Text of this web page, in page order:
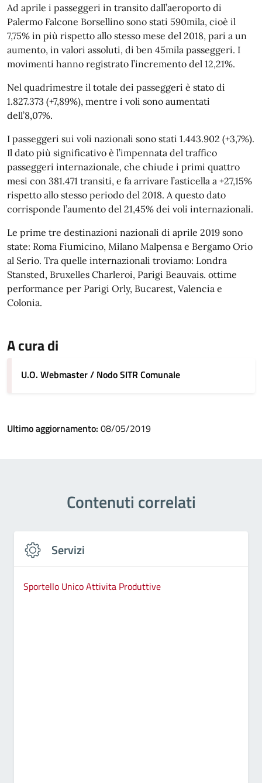
Ad aprile i passeggeri in transito dall’aeroporto di
Palermo Falcone Borsellino sono stati 590mila, cioè il
7,75% in più rispetto allo stesso mese del 2018, pari a un
aumento, in valori assoluti, di ben 45mila passeggeri. I
movimenti hanno registrato l’incremento del 12,21%.
Nel quadrimestre il totale dei passeggeri è stato di
1.827.373 (+7,89%), mentre i voli sono aumentati
dell’8,07%.
I passeggeri sui voli nazionali sono stati 1.443.902 (+3,7%).
Il dato più significativo è l’impennata del traffico
passeggeri internazionale, che chiude i primi quattro
mesi con 381.471 transiti, e fa arrivare l’asticella a +27,15%
rispetto allo stesso periodo del 2018. A questo dato
corrisponde l’aumento del 21,45% dei voli internazionali.
Le prime tre destinazioni nazionali di aprile 2019 sono
state: Roma Fiumicino, Milano Malpensa e Bergamo Orio
al Serio. Tra quelle internazionali troviamo: Londra
Stansted, Bruxelles Charleroi, Parigi Beauvais. ottime
performance per Parigi Orly, Bucarest, Valencia e
Colonia.
A cura di
U.O. Webmaster / Nodo SITR Comunale
Ultimo aggiornamento: 08/05/2019
Contenuti correlati
Servizi
Sportello Unico Attivita Produttive